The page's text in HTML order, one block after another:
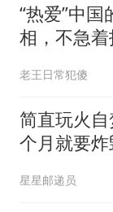
“热爱”中
相，不急着
老王日常犯傻
简直玩火
个月就要炸
星星邮递员